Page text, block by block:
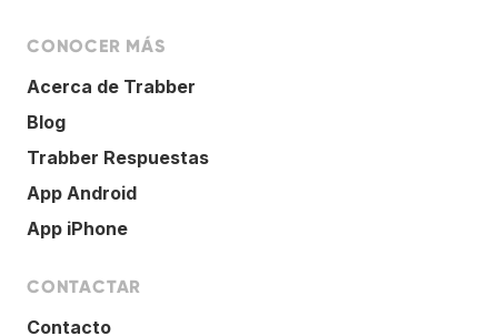
CONOCER MÁS
Acerca de Trabber
Blog
Trabber Respuestas
App Android
App iPhone
CONTACTAR
Contacto